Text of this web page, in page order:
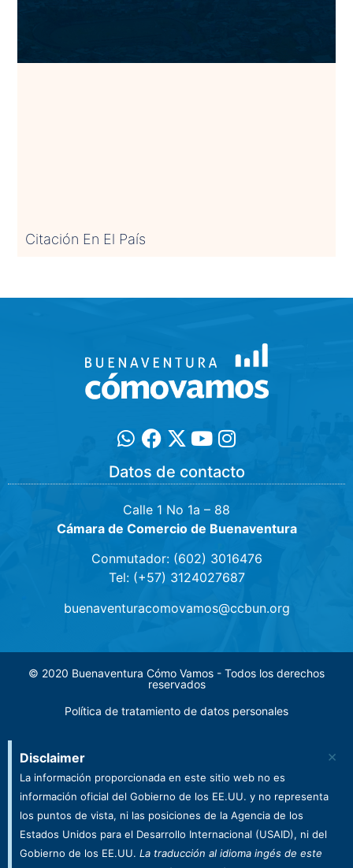
Citación En El País
Datos de contacto
Calle 1 No 1a – 88
Cámara de Comercio de Buenaventura
Conmutador: (602) 3016476
Tel: (+57) 3124027687
buenaventuracomovamos@ccbun.org
© 2020 Buenaventura Cómo Vamos - Todos los derechos
reservados
Política de tratamiento de datos personales
Disclaimer
La información proporcionada en este sitio web no es
información oficial del Gobierno de los EE.UU. y no representa
los puntos de vista, ni las posiciones de la Agencia de los
Estados Unidos para el Desarrollo Internacional (USAID), ni del
Gobierno de los EE.UU. La traducción al idioma ingés de este
×